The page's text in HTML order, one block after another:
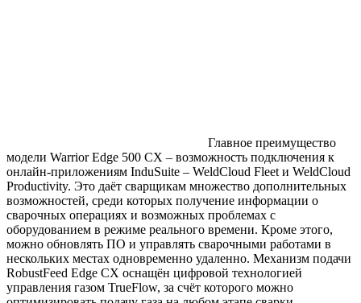
Главное преимущество
модели Warrior Edge 500 CX – возможность подключения к
онлайн-приложениям InduSuite – WeldCloud Fleet и WeldCloud
Productivity. Это даёт сварщикам множество дополнительных
возможностей, среди которых получение информации о
сварочных операциях и возможных проблемах с
оборудованием в режиме реального времени. Кроме этого,
можно обновлять ПО и управлять сварочными работами в
нескольких местах одновременно удаленно. Механизм подачи
RobustFeed Edge CX оснащён цифровой технологией
управления газом TrueFlow, за счёт которого можно